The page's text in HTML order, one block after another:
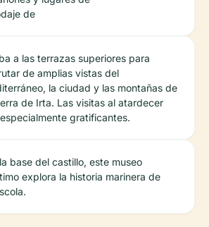
de
a las terrazas superiores para
de amplias vistas del
la ciudad y las montañas de
de Irta. Las visitas al atardecer
gratificantes.
base del castillo, este museo
explora la historia marinera de